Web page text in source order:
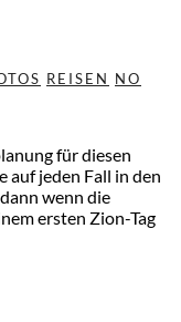
REISEN NO
für diesen
auf jeden Fall in den
wenn die
ersten Zion-Tag